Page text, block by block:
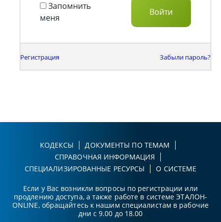
Запомнить
меня
Регистрация Забыли пароль?
КОДЕКСЫ
ДОКУМЕНТЫ ПО ТЕМАМ
СПРАВОЧНАЯ ИНФОРМАЦИЯ
СПЕЦИАЛИЗИРОВАННЫЕ РЕСУРСЫ
О СИСТЕМЕ
Если у Вас возникли вопросы по регистрации или
продлению доступа, а также работе в системе ЭТАЛОН-
ONLINE, обращайтесь к нашим специалистам в рабочие
дни с 9.00 до 18.00